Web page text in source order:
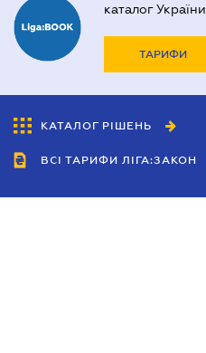
каталог України
ТАРИФИ
КАТАЛОГ РІШЕНЬ
ВСІ ТАРИФИ ЛІГА:ЗАКОН